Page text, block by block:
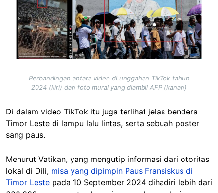
Perbandingan antara video di unggahan TikTok tahun
2024 (kiri) dan foto mural yang diambil AFP (kanan)
Di dalam video TikTok itu juga terlihat jelas bendera
Timor Leste di lampu lalu lintas, serta sebuah poster
sang paus.
Menurut Vatikan, yang mengutip informasi dari otoritas
lokal di Dili, misa yang dipimpin Paus Fransiskus di
Timor Leste pada 10 September 2024 dihadiri lebih dari